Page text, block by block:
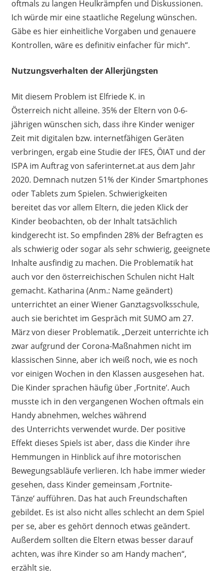
oftmals zu langen Heulkrämpfen und Diskussionen.
Ich würde mir eine staatliche Regelungwünschen.
Gäbe es hier einheitliche Vorgaben und genauere
Kontrollen, wäre es definitiv einfacher für mich“.
Nutzungsverhalten der Allerjüngsten
Mit diesem Problem ist Elfriede K. in
Österreich nichtalleine. 35%der Eltern von 0-6-
jährigen wünschen sich, dass ihre Kinder weniger
Zeit mit digitalen bzw. internetfähigen Geräten
verbringen, ergab eine Studie der IFES, ÖIAT und der
ISPA im Auftrag von saferinternet.at aus dem Jahr
2020. Demnach nutzen 51%der Kinder Smartphones
oder Tablets zum Spielen. Schwierigkeiten
bereitetdas vor allem Eltern, die jeden Klick der
Kinder beobachten, ob der Inhalt tatsächlich
kindgerecht ist. So empfinden 28%der Befragten es
als schwierig oder sogar als sehr schwierig, geeignete
Inhalte ausfindig zu machen. Die Problematik hat
auch vorden österreichischen Schulen nicht Halt
gemacht. Katharina (Anm.: Name geändert)
unterrichtetan einer Wiener Ganztagsvolksschule,
auch sie berichtet im Gespräch mit SUMOam 27.
März von dieserProblematik. „Derzeit unterrichte ich
zwaraufgrund derCorona-Maßnahmen nicht im
klassischen Sinne, aber ich weiß noch, wie es noch
vor einigen Wochen in den Klassen ausgesehen hat.
Die Kinder sprachen häufigüber ‚Fortnite‘. Auch
musste ich in den vergangenen Wochen oftmals ein
Handy abnehmen, welches während
des Unterrichts verwendet wurde. Der positive
Effekt dieses Spiels ist aber, dass die Kinder ihre
Hemmungen in Hinblick auf ihre motorischen
Bewegungsabläufe verlieren. Ich habe immer wieder
gesehen, dass Kinder gemeinsam ‚Fortnite-
Tänze‘ aufführen. Das hat auch Freundschaften
gebildet. Es ist also nicht alles schlecht an dem Spiel
per se, aber es gehört dennoch etwas geändert.
Außerdem sollten die Eltern etwas besser darauf
achten, was ihreKinder so am Handy machen“,
erzählt sie.